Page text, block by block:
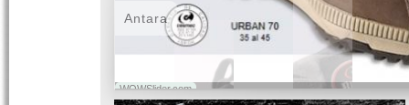
WOWSlider.com
Antara